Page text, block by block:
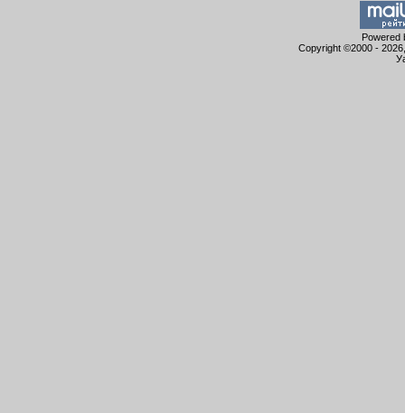
Powered
Copyright ©2000 -